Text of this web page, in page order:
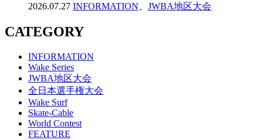
2026.07.27 INFORMATION JWBA地区大会
CATEGORY
INFORMATION
Wake Series
JWBA地区大会
全日本選手権大会
Wake Surf
Skate-Cable
World Contest
FEATURE